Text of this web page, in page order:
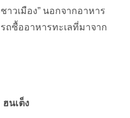
าวเมือง” นอกจากอาหาร
ถซื้ออาหารทะเลที่มาจาก
นเต็ง